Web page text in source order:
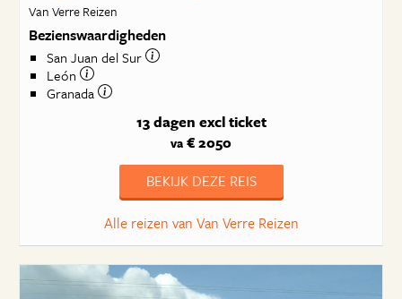
Van Verre Reizen
Bezienswaardigheden
San Juan del Sur
León
Granada
13 dagen excl ticket
va € 2050
BEKIJK DEZE REIS
Alle reizen van Van Verre Reizen